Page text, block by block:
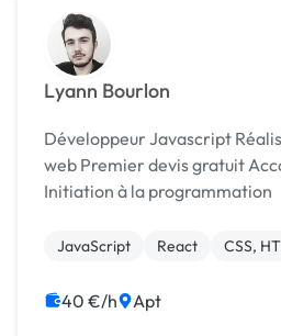
Lyann Bourlon
Développeur Javascript Réalisation d'interfaces
web Premier devis gratuit
Initiation à la programmation
JavaScript React CSS,
40 €/h Apt